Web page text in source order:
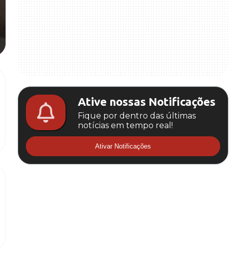
Ative nossas Notificações
Fique por dentro das últimas
notícias em tempo real!
Ativar Notificações